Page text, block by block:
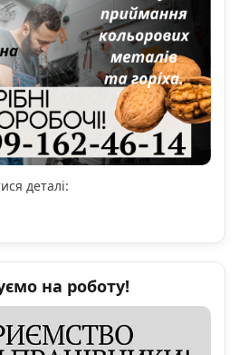
деталі:
на роботу!